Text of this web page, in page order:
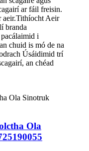
ar fáil freisin.
aeir.Tithíocht Aeir
branda
i
chuid is mó de na
Úsáidimid trí
an chéad
Ola